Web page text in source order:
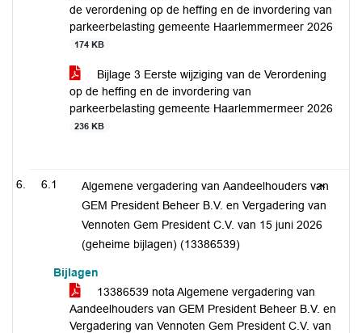
de verordening op de heffing en de invordering van
parkeerbelasting gemeente Haarlemmermeer 2026
174 KB
Bijlage 3 Eerste wijziging van de Verordening
op de heffing en de invordering van
parkeerbelasting gemeente Haarlemmermeer 2026
236 KB
6.1
Algemene vergadering van Aandeelhouders van
GEM President Beheer B.V. en Vergadering van
Vennoten Gem President C.V. van 15 juni 2026
(geheime bijlagen) (13386539)
Bijlagen
13386539 nota Algemene vergadering van
Aandeelhouders van GEM President Beheer B.V. en
Vergadering van Vennoten Gem President C.V. van